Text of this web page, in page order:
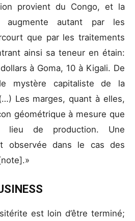
provient du Congo, et la
augmente autant par les
que par les traitements
ainsi sa teneur en étain:
à Goma, 10 à Kigali. De
mystère capitaliste de la
Les marges, quant à elles,
géométrique à mesure que
lieu de production. Une
observée dans le cas des
est loin d’être terminé;